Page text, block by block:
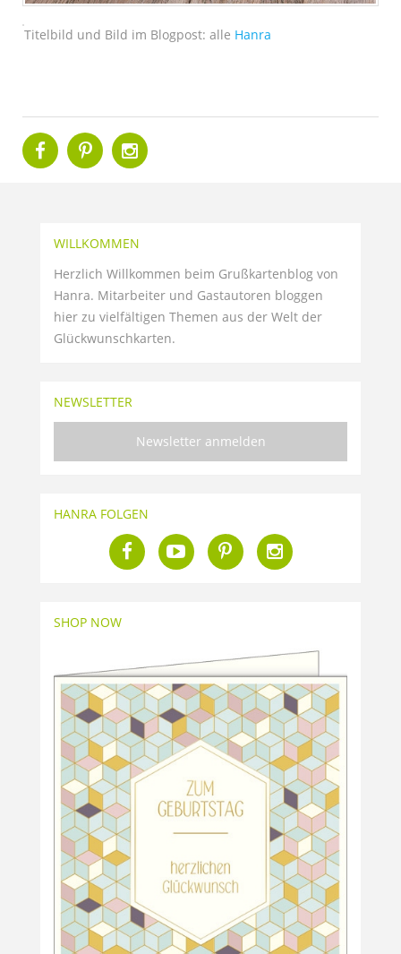
Titelbild und Bild im Blogpost: alle Hanra
WILLKOMMEN
Herzlich Willkommen beim Grußkartenblog von
Hanra. Mitarbeiter und Gastautoren bloggen
hier zu vielfältigen Themen aus der Welt der
Glückwunschkarten.
NEWSLETTER
Newsletter anmelden
HANRA FOLGEN
SHOP NOW